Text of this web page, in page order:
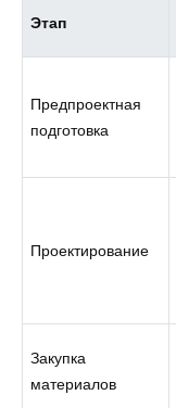
Этап
Предпроектная
подготовка
Проектирование
Закупка
материалов